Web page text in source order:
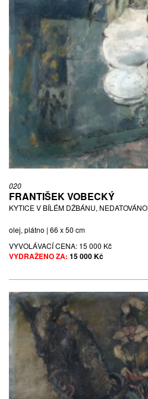
020
FRANTIŠEK VOBECKÝ
KYTICE V BÍLÉM DŽBÁNU, NEDATOVÁNO
olej, plátno | 66 x 50 cm
VYVOLÁVACÍ CENA: 15 000 Kč
VYDRAŽENO ZA: 15 000 Kč